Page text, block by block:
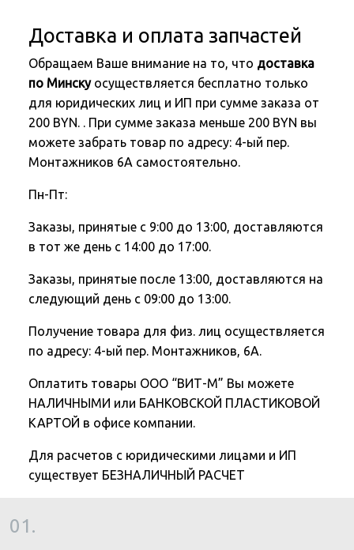
Доставка и оплата запчастей
Обращаем Ваше внимание на то, что доставка
по Минскуосуществляется бесплатно только
для юридических лиц и ИП при сумме заказа от
200 BYN. . При сумме заказа меньше 200 BYN вы
можете забрать товар по адресу: 4-ый пер.
Монтажников 6А самостоятельно.
Пн-Пт:
Заказы, принятые с 9:00 до 13:00, доставляются
в тот же день с 14:00 до 17:00.
Заказы, принятые после 13:00, доставляются на
следующий день с 09:00 до 13:00.
Получение товара для физ. лиц осуществляется
по адресу: 4-ый пер. Монтажников, 6А.
Оплатить товары ООО “ВИТ-М” Вы можете
НАЛИЧНЫМИ или БАНКОВСКОЙ ПЛАСТИКОВОЙ
КАРТОЙ в офисе компании.
Для расчетов с юридическими лицами и ИП
существует БЕЗНАЛИЧНЫЙ РАСЧЕТ
01.